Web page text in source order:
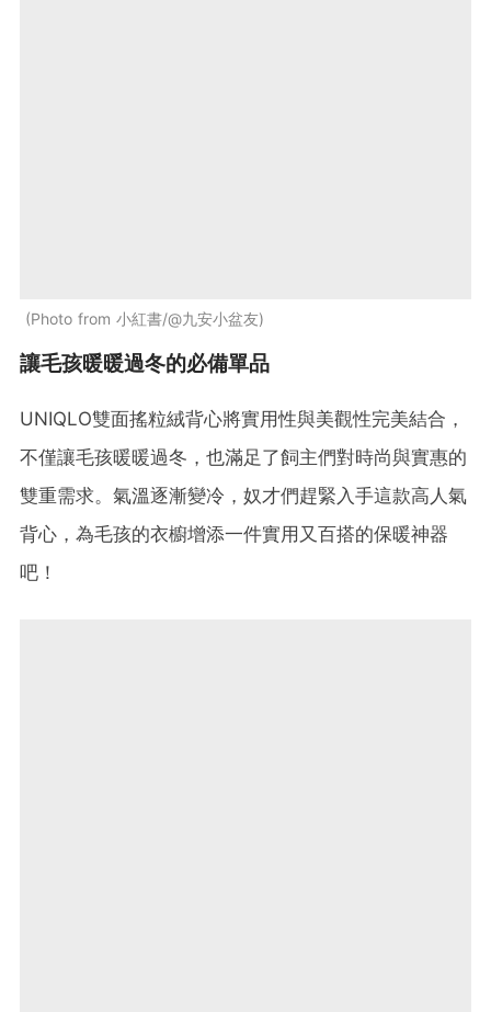
Photo from 小紅書/@九安小盆友
讓毛孩暖暖過冬的必備單品
UNIQLO雙面搖粒絨背心將實用性與美觀性完美結合，
不僅讓毛孩暖暖過冬，也滿足了飼主們對時尚與實惠的
雙重需求。氣溫逐漸變冷，奴才們趕緊入手這款高人氣
背心，為毛孩的衣櫥增添一件實用又百搭的保暖神器
吧！